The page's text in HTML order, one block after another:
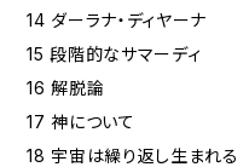
14 ダーラナ・ディヤーナ
15 段階的なサマーディ
16 解脱論
17 神について
18 宇宙は繰り返し生まれる